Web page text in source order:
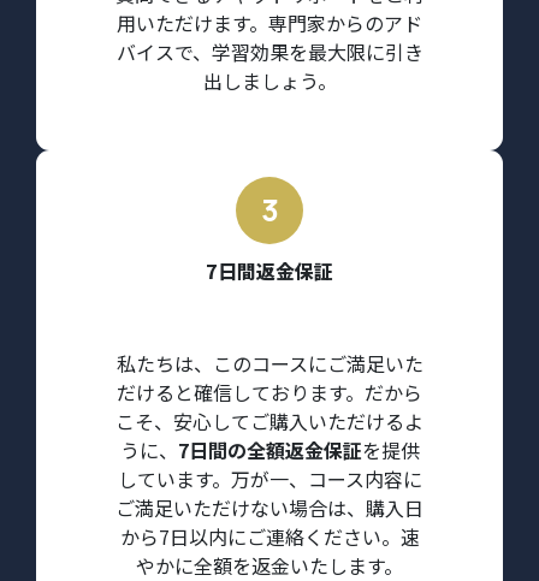
用いただけます。専門家からのアド
バイスで、学習効果を最大限に引き
出しましょう。
7日間返金保証
私たちは、このコースにご満足いた
だけると確信しております。だから
こそ、安心してご購入いただけるよ
うに、 7日間の全額返金保証を提供
しています。万が一、コース内容に
ご満足いただけない場合は、購入日
から7日以内にご連絡ください。速
やかに全額を返金いたします。